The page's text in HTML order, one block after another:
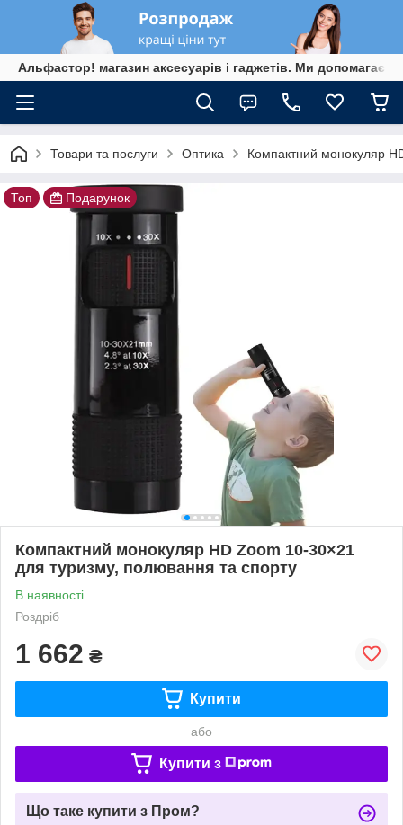
Альфастор! магазин аксесуарів і гаджетів. Ми
Товари та послуги Оптика Компактний монокуляр
Топ Подарунок
Компактний монокуляр HD Zoom 10-30×21
для туризму, полювання та спорту
В наявності
Роздріб
1 662 ₴
Купити
або
Купити з
Що таке купити з Пром?